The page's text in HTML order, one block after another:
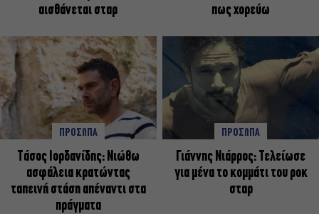
αισθάνεται σταρ
πως χορεύω
ΠΡΟΣΩΠΑ
Tάσος Ιορδανίδης: Νιώθω
ασφάλεια κρατώντας
ταπεινή στάση απέναντι στα
πράγματα
ΠΡΟΣΩΠΑ
Γιάννης Νιάρρος: Τελείωσε
για μένα το κομμάτι του ροκ
σταρ